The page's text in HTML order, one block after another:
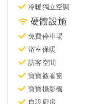
冷暖獨立空調
硬體設施
免費停車場
浴室保暖
訪客空間
寶寶觀看窗
寶寶攝影機
自設廚房